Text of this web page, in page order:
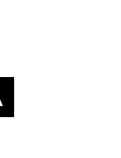
i
il